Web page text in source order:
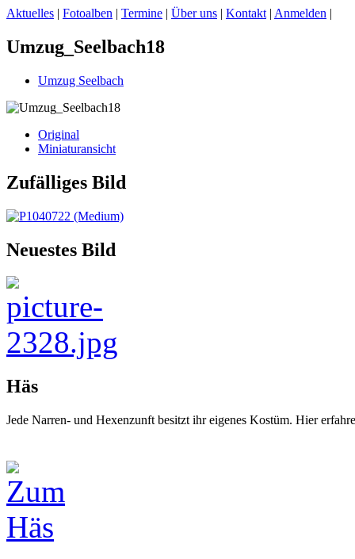
Aktuelles | Fotoalben | Termine | Über uns | Kontakt | Anmelden |
Umzug_Seelbach18
Umzug Seelbach
Original
Miniaturansicht
Zufälliges Bild
Neuestes Bild
Häs
Jede Narren- und Hexenzunft besitzt ihr eigenes Kostüm. Hier